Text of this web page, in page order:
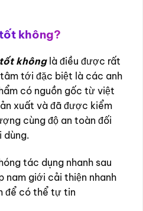
không?
khônglà điều được rất
tới đặc biệt là các anh
có nguồn gốc từ việt
xuất và đã được kiểm
cùng độ an toàn đối
dùng.
tác dụng nhanh sau
nam giới cải thiện nhanh
để có thể tự tin